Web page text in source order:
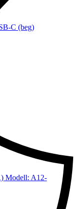
C (beg)
Modell: A12-